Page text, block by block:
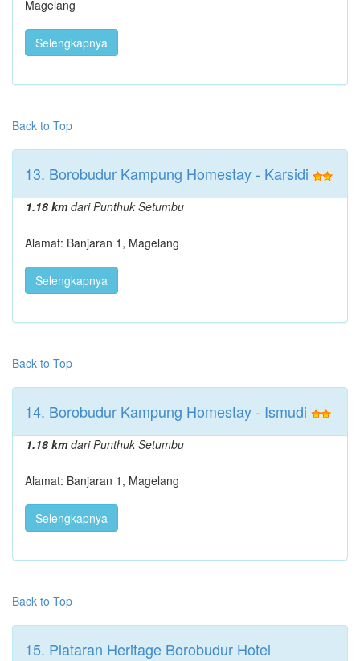
Magelang
Selengkapnya
Back to Top
13. Borobudur Kampung Homestay - Karsidi
1.18 kmdari Punthuk Setumbu
Alamat: Banjaran 1, Magelang
Selengkapnya
Back to Top
14. Borobudur Kampung Homestay - Ismudi
1.18 kmdari Punthuk Setumbu
Alamat: Banjaran 1, Magelang
Selengkapnya
Back to Top
15. Plataran Heritage Borobudur Hotel